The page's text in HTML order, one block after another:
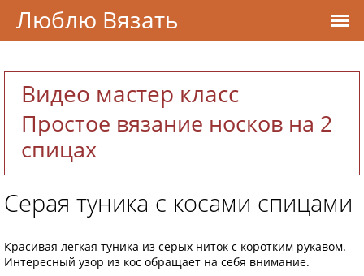
Видео мастер класс
Простое вязание носков на 2
спицах
Серая туника с косами спицами
Красивая легкая туника из серых ниток с коротким рукавом.
Интересный узор из кос обращает на себя внимание.
Люблю Вязать